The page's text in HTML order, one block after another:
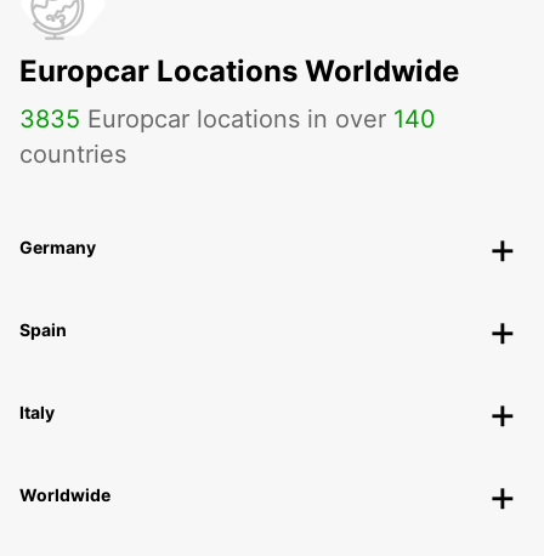
Europcar Locations Worldwide
3835 Europcar locations in over 140
countries
Germany
Spain
Italy
Worldwide